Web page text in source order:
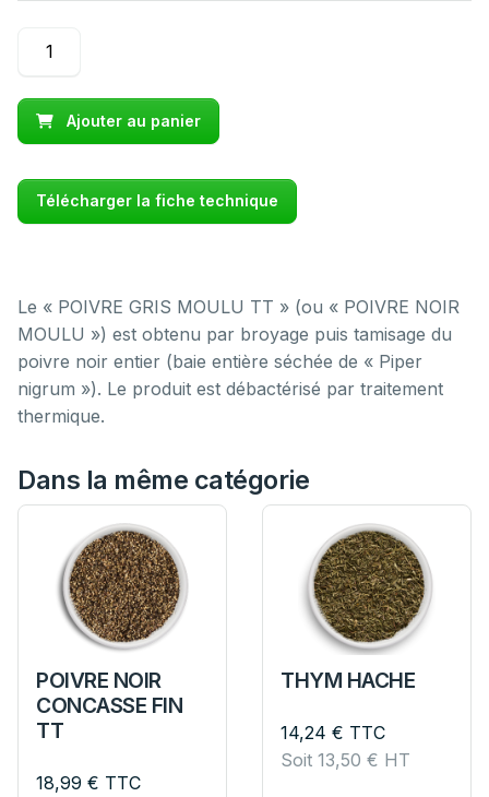
quantité
POIVRE
GRIS
MOULU
TT
Ajouter au panier
Télécharger la fiche technique
Le « POIVRE GRIS MOULU TT » (ou « POIVRE NOIR
MOULU ») est obtenu par broyage puis tamisage du
poivre noir entier (baie entière séchée de « Piper
nigrum »). Le produit est débactérisé par traitement
thermique.
Dans la même catégorie
POIVRE NOIR
CONCASSE FIN
TT
18,99 € TTC
THYM HACHE
14,24 € TTC
Soit 13,50 € HT